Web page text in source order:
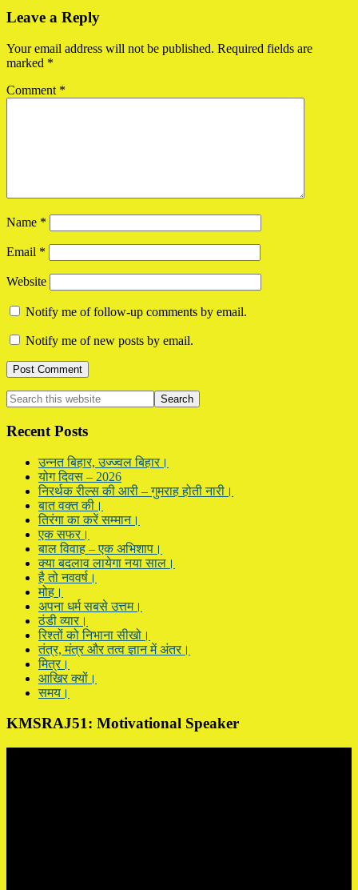
Reader
Leave a Reply
Your email address will not be published. Required fields are
marked *
Comment *
Name *
Email *
Website
Notify me of follow-up comments by email.
Notify me of new posts by email.
Primary
Sidebar
Search
this
website
Recent Posts
उन्नत बिहार, उज्ज्वल बिहार।
योग दिवस – 2026
निरर्थक रील्स की आरी – गुमराह होती नारी।
बात वक्त की।
तिरंगा का करें सम्मान।
एक सफर।
बाल विवाह – एक अभिशाप।
क्या बदलाव लायेगा नया साल।
है तो नववर्ष।
मोह।
अपना धर्म सबसे उत्तम।
ठंडी व्यार।
रिश्तों को निभाना सीखो।
तंत्र, मंत्र और तत्व ज्ञान में अंतर।
मित्र।
आखिर क्यों।
समय।
KMSRAJ51: Motivational Speaker